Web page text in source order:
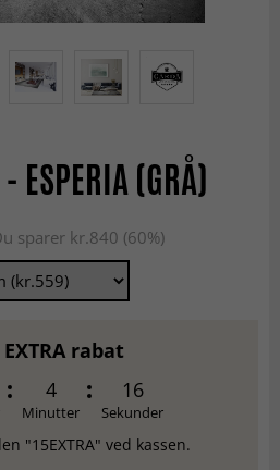
ESPERIA (GRÅ)
sparer kr.840 (60%)
EXTRA rabat
4
Minutter
16
Sekunder
"15EXTRA" ved kassen.